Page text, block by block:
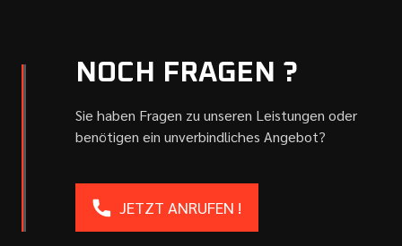
NOCH FRAGEN ?
Sie haben Fragen zu unseren Leistungen oder
benötigen ein unverbindliches Angebot?
JETZT ANRUFEN !